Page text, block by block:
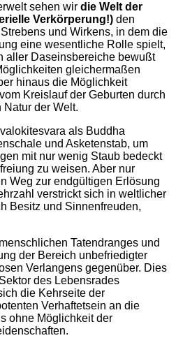
sehen wir die Welt der
Verkörperung!) den
und Wirkens, in dem die
eine wesentliche Rolle spielt,
aller Daseinsbereiche bewußt
gleichermaßen
hinaus die Möglichkeit
Kreislauf der Geburten durch
Natur der Welt.
als Buddha
und Asketenstab, um
mit nur wenig Staub bedeckt
zu weisen. Aber nur
Weg zur endgültigen Erlösung
verstrickt sich in weltlicher
Besitz und Sinnenfreuden,
Tatendranges und
der Bereich unbefriedigter
Verlangens gegenüber. Dies
des Lebensrades
die Kehrseite der
Verhaftetsein an die
ohne Möglichkeit der